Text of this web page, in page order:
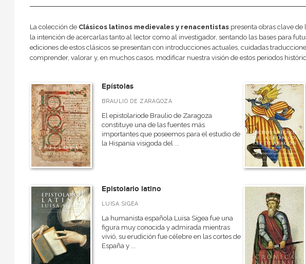
La colección de Clásicos latinos medievales y renacentistas presenta obras clave
la intención de acercarlas tanto al lector como al investigador, sentando las bases para
ediciones de estos clásicos se presentan con introducciones actuales, cuidadas
comprender, valorar y, en muchos casos, modificar nuestra visión de estos periodos
Epístolas
BRAULIO DE ZARAGOZA
El epistolariode Braulio de Zaragoza
constituye una de las fuentes más
importantes que poseemos para el estudio de
la Hispania visigoda del ...
Epistolario latino
LUISA SIGEA
La humanista española Luisa Sigea fue una
figura muy conocida y admirada mientras
vivió, su erudición fue célebre en las cortes de
España y ...